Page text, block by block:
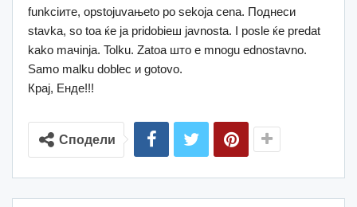
funkciите, opstojuvaњeto po sekoja cena. Поднеси
stavka, so toa ќе ja pridobieш javnosta. I posle ќe predat
kako maчinja. Tolku. Zatoa што e mnogu ednostavno.
Samo malku dobleс и gotovo.
Крај, Енде!!!
Сподели